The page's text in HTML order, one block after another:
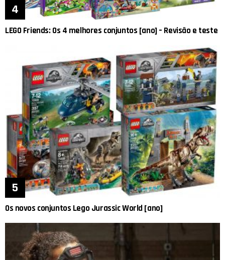
LEGO Friends: Os 4 melhores conjuntos [ano] – Revisão e teste
Os novos conjuntos Lego Jurassic World [ano]